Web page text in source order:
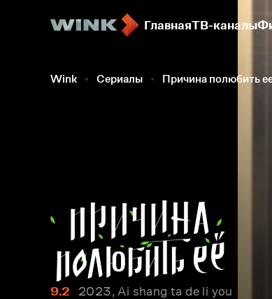
ГлавнаяТВ-каналы
Wink Сериалы Причина полюбить
9.2
2023, Ai shang ta de li you